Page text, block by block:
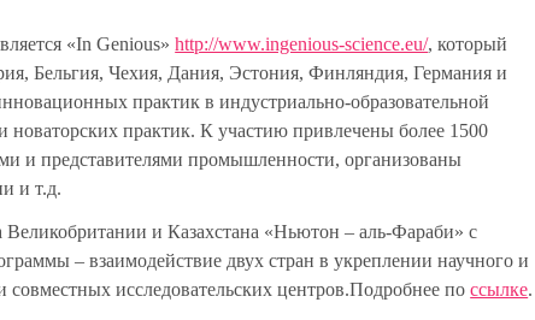
«In Genious» http://www.ingenious-science.eu/, который
Бельгия, Чехия, Дания, Эстония, Финляндия, Германия и
практик в индустриально-образовательной
новаторских практик. К участию привлечены более 1500
и представителями промышленности, организованы
и т.д.
Великобритании и Казахстана «Ньютон – аль-Фараби» с
– взаимодействие двух стран в укреплении научного и
исследовательских центров.Подробнее поссылке.